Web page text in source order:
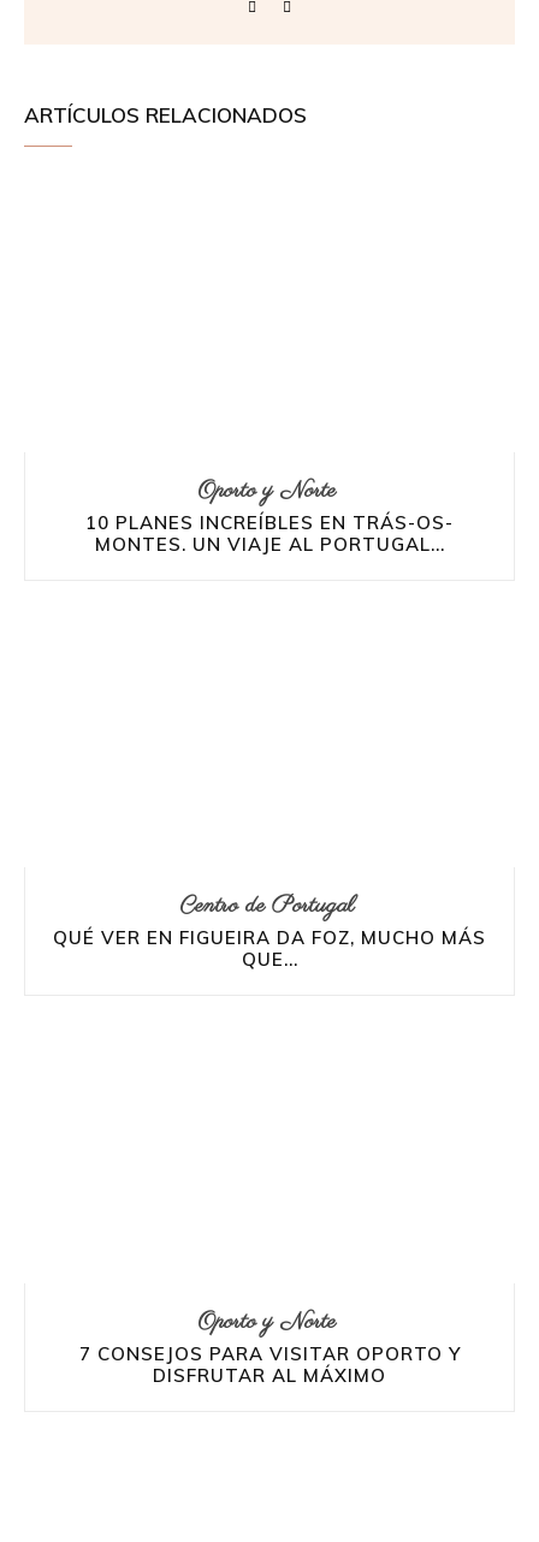
ARTÍCULOS RELACIONADOS
Oporto y Norte
10 PLANES INCREÍBLES EN TRÁS-OS-
MONTES. UN VIAJE AL PORTUGAL...
Centro de Portugal
QUÉ VER EN FIGUEIRA DA FOZ, MUCHO MÁS
QUE...
Oporto y Norte
7 CONSEJOS PARA VISITAR OPORTO Y
DISFRUTAR AL MÁXIMO